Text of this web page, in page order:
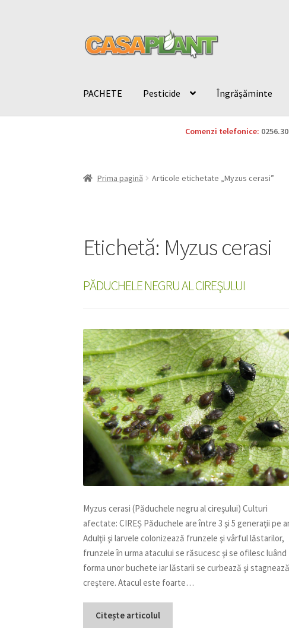
PACHETE Pesticide Îngrășăminte
Comenzi telefonice:
Prima pagină Articole etichetate „Myzus cerasi”
Etichetă: Myzus cerasi
PĂDUCHELE NEGRU AL CIREŞULUI
Myzus cerasi (Păduchele negru al cireşului) Culturi
afectate: CIREȘ Păduchele are între 3 şi 5 generaţii pe
Adulţii şi larvele colonizează frunzele şi vârful lăstarilor,
frunzele în urma atacului se răsucesc şi se ofilesc luând
forma unor buchete iar lăstarii se curbează şi
creştere. Atacul este foarte…
Citește articolul